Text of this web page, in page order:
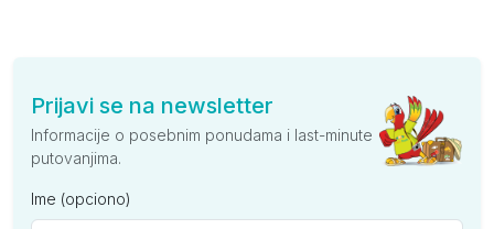
Prijavi se na newsletter
Informacije o posebnim ponudama i last-minute
putovanjima.
Ime (opciono)